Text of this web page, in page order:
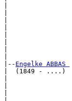
|-- Engelke ABBAS
|  (1849 - ....)